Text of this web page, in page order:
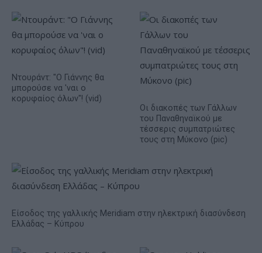
Ντουράντ: "Ο Γιάννης θα
μπορούσε να 'ναι ο
κορυφαίος όλων"! (vid)
Οι διακοπές των Γάλλων
του Παναθηναϊκού με
τέσσερις συμπατριώτες
τους στη Μύκονο (pic)
Είσοδος της γαλλικής Meridiam στην ηλεκτρική διασύνδεση
Ελλάδας – Κύπρου